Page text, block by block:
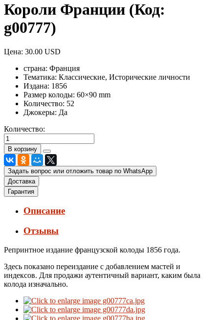
Короли Франции (Код:
g00777)
Цена: 30.00 USD
страна: Франция
Тематика: Классические, Исторические личности
Издана: 1856
Размер колоды: 60×90 mm
Количество: 52
Джокеры: Да
Количество:
Задать вопрос или отложить товар по WhatsApp
Доставка
Гарантия
Описание
Отзывы
Репринтное издание французской колоды 1856 года.
Здесь показано переиздание с добавлением мастей и
индексов. Для продажи аутентичный вариант, каким была
колода изначально.